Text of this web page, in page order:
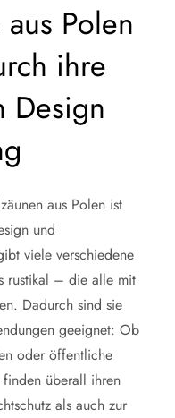
Polen
ihre
Design
aus Polen ist
und
viele verschiedene
rustikal – die alle mit
Dadurch sind sie
geeignet: Ob
oder öffentliche
überall ihren
als auch zur